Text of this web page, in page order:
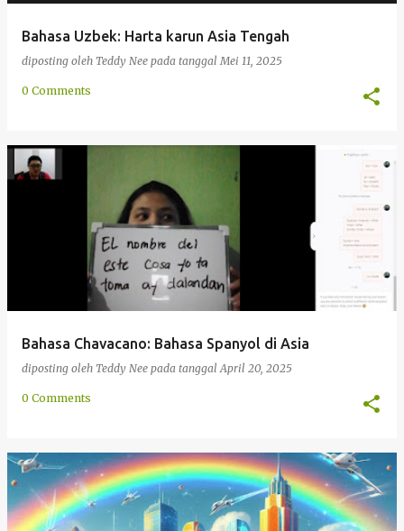
Bahasa Uzbek: Harta karun Asia Tengah
diposting oleh Teddy Nee pada tanggalMei 11, 2025
0 Comments
Bahasa Chavacano: Bahasa Spanyol di Asia
diposting oleh Teddy Nee pada tanggalApril 20, 2025
0 Comments